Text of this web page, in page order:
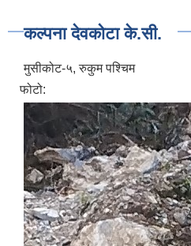
कल्पना देवकोटा के.सी.
मुसीकोट-५, रुकुम पश्चिम
फोटो: